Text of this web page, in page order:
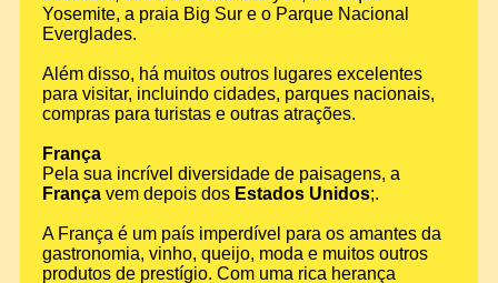
Yosemite, a praia Big Sur e o Parque Nacional
Everglades.
Além disso, há muitos outros lugares excelentes
para visitar, incluindo cidades, parques nacionais,
compras para turistas e outras atrações.
França
Pela sua incrível diversidade de paisagens, a
França vem depois dos Estados Unidos;.
A França é um país imperdível para os amantes da
gastronomia, vinho, queijo, moda e muitos outros
produtos de prestígio. Com uma rica herança